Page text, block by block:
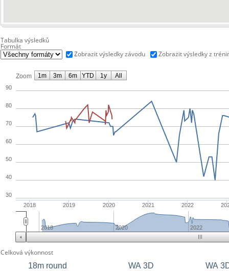
Tabulka výsledků
Formát
Zobrazit výsledky závodu
Zobrazit výsledky z
Zoom
2018 2019 2020 2021 2022
30
40
50
60
70
80
90
2020 2022
2018
1m 3m 6m YTD 1y All
Celková výkonnost
18m round
WA 3D WA